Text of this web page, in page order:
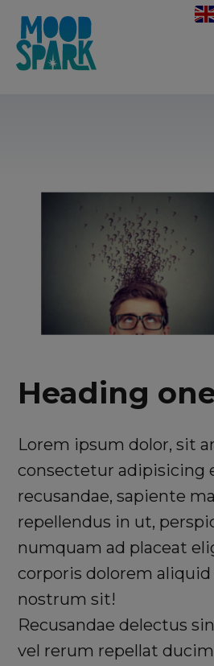
Heading
Lorem ipsum dolor, sit
consectetur adipisicing
recusandae, sapiente
repellendus in ut,
numquam ad placeat
corporis dolorem
nostrum sit!
Recusandae delectus
vel rerum repellat